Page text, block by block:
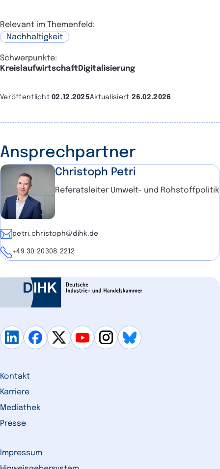
Relevant im Themenfeld:
Nachhaltigkeit
Schwerpunkte:
KreislaufwirtschaftDigitalisierung
Veröffentlicht02.12.2025Aktualisiert 26.02.2026
Ansprechpartner
Christoph Petri
Referatsleiter Umwelt- und Rohstoffpolitik
E-Mailpetri.christoph@dihk.de
Telefon
+49 30 20308 2212
Kontakt
Karriere
Mediathek
Presse
Impressum